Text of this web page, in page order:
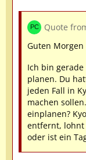
Forum weiter.
Quote
Guten Morgen
Ich bin
planen. Du
jeden Fall in
machen
einplanen?
entfernt, lohnt
oder ist ein